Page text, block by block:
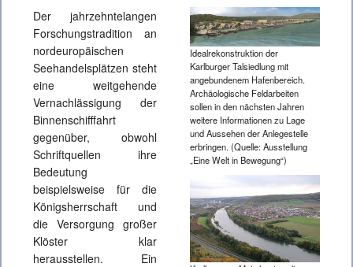
Idealrekonstruktion der
Karlburger Talsiedlung mit
angebundenem Hafenbereich.
Archäologische Feldarbeiten
sollen in den nächsten Jahren
weitere Informationen zu Lage
und Aussehen der Anlegestelle
erbringen. (Quelle: Ausstellung
„Eine Welt in Bewegung“)
Der jahrzehntelangen
Forschungstradition an
nordeuropäischen
Seehandelsplätzen steht
eine weitgehende
Vernachlässigung der
Binnenschifffahrt
gegenüber, obwohl
Schriftquellen ihre
Bedeutung
beispielsweise für die
Königsherrschaft und
die Versorgung großer
Klöster klar
herausstellen. Ein